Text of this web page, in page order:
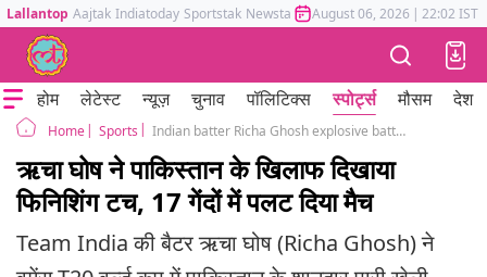
Lallantop Aajtak Indiatoday Sportstak Newstak Mumbai Tak Astrotak
August 06, 2026 | 22:02 IST
होम लेटेस्ट न्यूज़ चुनाव पॉलिटिक्स स्पोर्ट्स मौसम देश
Home Sports Indian batter Richa Ghosh explosive batting against pakistan women t20 World cup 2026
ऋचा घोष ने पाकिस्तान के खिलाफ दिखाया
फिनिशिंग टच, 17 गेंदों में पलट दिया मैच
Team India की बैटर ऋचा घोष (Richa Ghosh) ने